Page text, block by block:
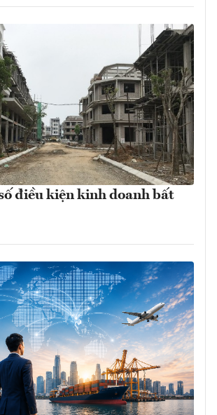
điều kiện kinh doanh bất